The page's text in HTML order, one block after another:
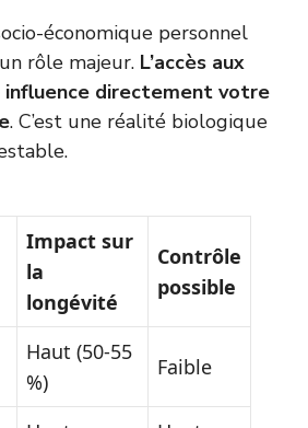
économique personnel
rôle majeur. L’accès aux
influence directement votre
. C’est une réalité biologique
Impact sur
la
longévité
Contrôle
possible
Haut (50-55
%)
Faible